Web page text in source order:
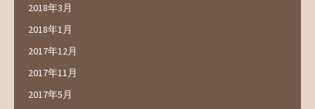
2018年3月
2018年1月
2017年12月
2017年11月
2017年5月